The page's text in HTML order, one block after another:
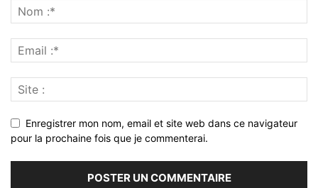
Enregistrer mon nom, email et site web dans ce navigateur
pour la prochaine fois que je commenterai.